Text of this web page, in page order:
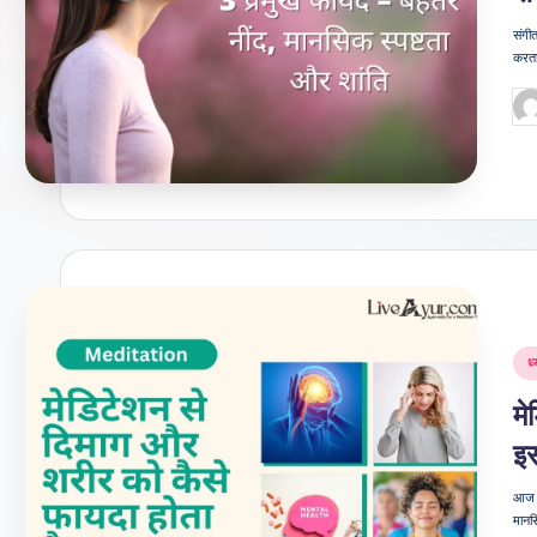
जी
ली
का
सेमं
द
स्रो
त
by
in
आज